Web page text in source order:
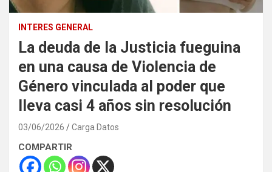
INTERES GENERAL
La deuda de la Justicia fueguina
en una causa de Violencia de
Género vinculada al poder que
lleva casi 4 años sin resolución
03/06/2026 Carga Datos
COMPARTIR